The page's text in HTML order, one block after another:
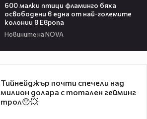
600 малки птици фламинго бяха
освободени в една от най-големите
колонии в Европа
Новините на NOVA
Тийнейджър почти спечели над
милион долара с тотален гейминг
трол😯💥